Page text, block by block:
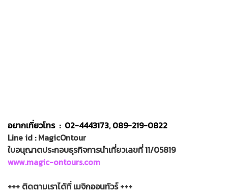
อยากเที่ยวโทร : 02-4443173, 089-219-0822
Line id : MagicOntour
ใบอนุญาตประกอบธุรกิจการนำเที่ยวเลขที่ 11/05819
www.magic-ontours.com
+++ ติดตามเราได้ที่ เมจิกออนทัวร์ +++